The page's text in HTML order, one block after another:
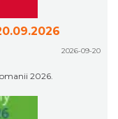
2026-09-20
2026.